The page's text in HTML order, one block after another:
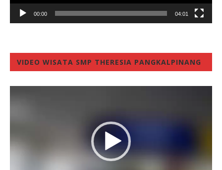
00:00 04:01
VIDEO WISATA SMP THERESIA PANGKALPINANG